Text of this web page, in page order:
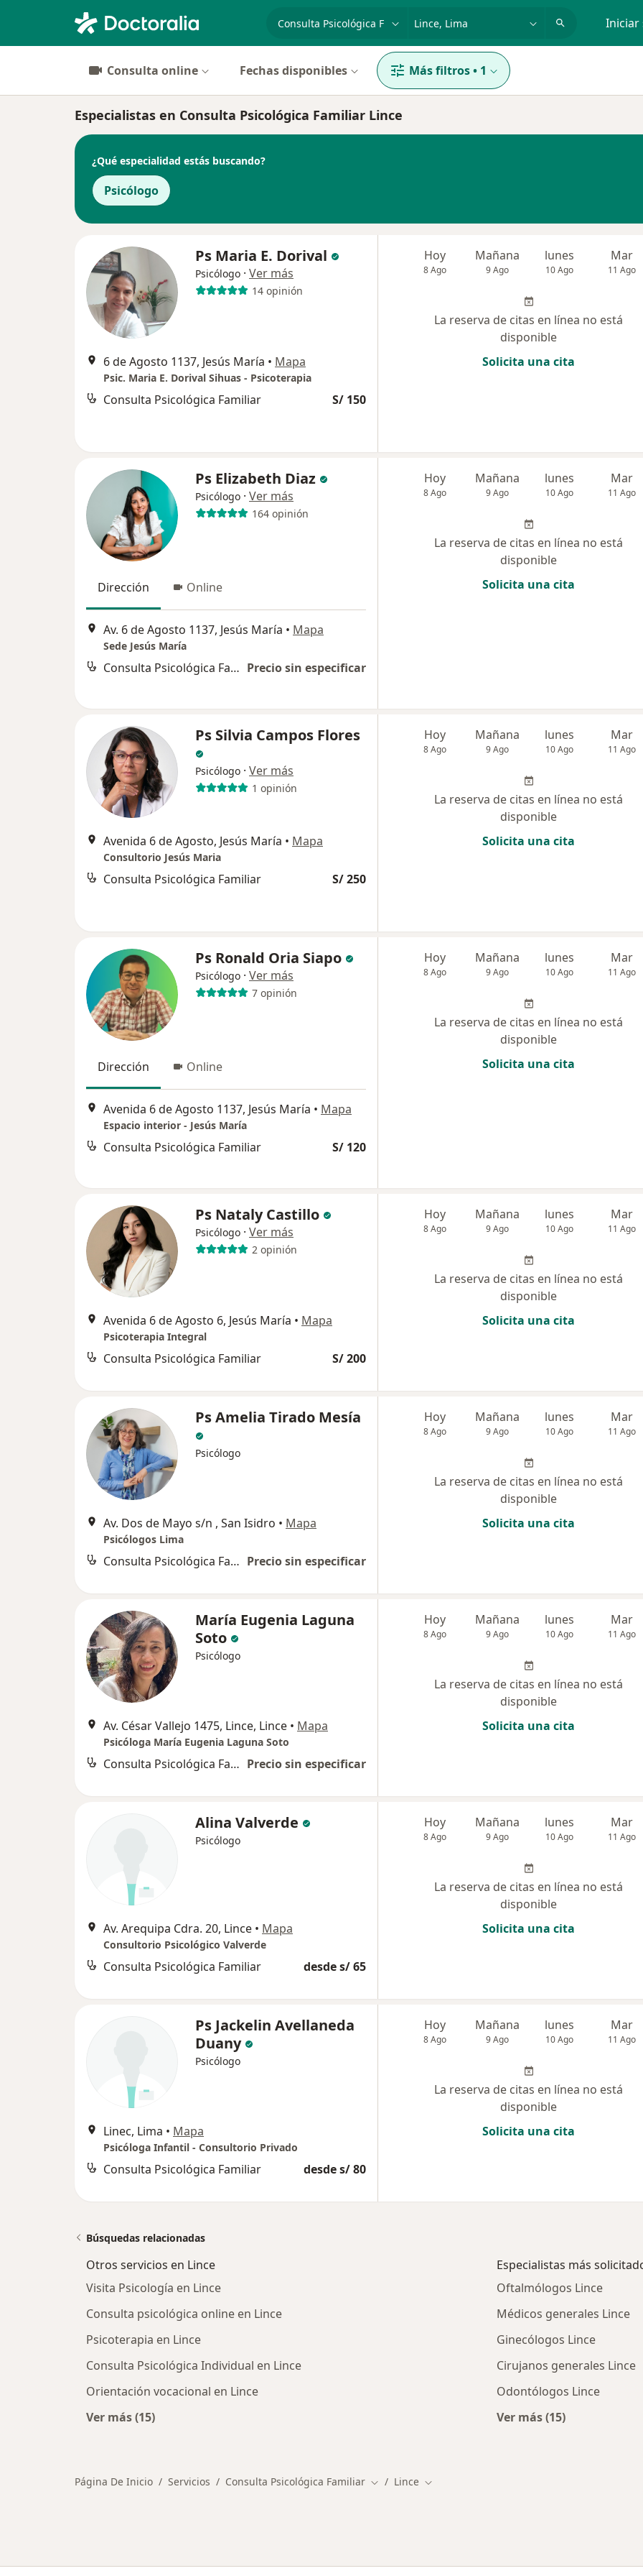
especialidad, enfermedad o nombre Iniciar
Consulta online Fechas disponibles Más filtros• 1
Especialistas en Consulta Psicológica Familiar Lince
¿Qué especialidad estás buscando?
Psicólogo
Ps Maria E. Dorival
Psicólogo · Ver más
14 opinión
6 de Agosto 1137, Jesús María • Mapa
Psic. Maria E. Dorival Sihuas - Psicoterapia
Consulta Psicológica Familiar S/ 150
Hoy
8 Ago
Mañana
9 Ago
lunes
10 Ago
Mar
11 Ago
La reserva de citas en línea no está
disponible
Solicita una cita
Ps Elizabeth Diaz
Psicólogo · Ver más
164 opinión
Dirección Online
Av. 6 de Agosto 1137, Jesús María • Mapa
Sede Jesús María
Consulta Psicológica Familiar Precio sin especificar
Hoy
8 Ago
Mañana
9 Ago
lunes
10 Ago
Mar
11 Ago
La reserva de citas en línea no está
disponible
Solicita una cita
Ps Silvia Campos Flores
Psicólogo · Ver más
1 opinión
Avenida 6 de Agosto, Jesús María • Mapa
Consultorio Jesús Maria
Consulta Psicológica Familiar S/ 250
Hoy
8 Ago
Mañana
9 Ago
lunes
10 Ago
Mar
11 Ago
La reserva de citas en línea no está
disponible
Solicita una cita
Ps Ronald Oria Siapo
Psicólogo · Ver más
7 opinión
Dirección Online
Avenida 6 de Agosto 1137, Jesús María • Mapa
Espacio interior - Jesús María
Consulta Psicológica Familiar S/ 120
Hoy
8 Ago
Mañana
9 Ago
lunes
10 Ago
Mar
11 Ago
La reserva de citas en línea no está
disponible
Solicita una cita
Ps Nataly Castillo
Psicólogo · Ver más
2 opinión
Avenida 6 de Agosto 6, Jesús María • Mapa
Psicoterapia Integral
Consulta Psicológica Familiar S/ 200
Hoy
8 Ago
Mañana
9 Ago
lunes
10 Ago
Mar
11 Ago
La reserva de citas en línea no está
disponible
Solicita una cita
Ps Amelia Tirado Mesía
Psicólogo
Av. Dos de Mayo s/n , San Isidro • Mapa
Psicólogos Lima
Consulta Psicológica Familiar Precio sin especificar
Hoy
8 Ago
Mañana
9 Ago
lunes
10 Ago
Mar
11 Ago
La reserva de citas en línea no está
disponible
Solicita una cita
María Eugenia Laguna
Soto
Psicólogo
Av. César Vallejo 1475, Lince, Lince • Mapa
Psicóloga María Eugenia Laguna Soto
Consulta Psicológica Familiar Precio sin especificar
Hoy
8 Ago
Mañana
9 Ago
lunes
10 Ago
Mar
11 Ago
La reserva de citas en línea no está
disponible
Solicita una cita
Alina Valverde
Psicólogo
Av. Arequipa Cdra. 20, Lince • Mapa
Consultorio Psicológico Valverde
Consulta Psicológica Familiar desde s/ 65
Hoy
8 Ago
Mañana
9 Ago
lunes
10 Ago
Mar
11 Ago
La reserva de citas en línea no está
disponible
Solicita una cita
Ps Jackelin Avellaneda
Duany
Psicólogo
Linec, Lima • Mapa
Psicóloga Infantil - Consultorio Privado
Consulta Psicológica Familiar desde s/ 80
Hoy
8 Ago
Mañana
9 Ago
lunes
10 Ago
Mar
11 Ago
La reserva de citas en línea no está
disponible
Solicita una cita
Búsquedas relacionadas
Otros servicios en Lince
Visita Psicología en Lince
Consulta psicológica online en Lince
Psicoterapia en Lince
Consulta Psicológica Individual en Lince
Orientación vocacional en Lince
Ver más (15)
Especialistas más
Oftalmólogos Lince
Médicos generales Lince
Ginecólogos Lince
Cirujanos generales Lince
Odontólogos Lince
Ver más (15)
Página De Inicio Servicios Consulta Psicológica Familiar Cambiar de ciudad
Lince Cambiar de ciudad